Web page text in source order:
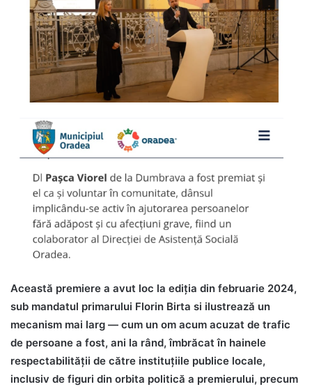
Această premiere a avut loc la ediția din februarie 2024,
sub mandatul primarului Florin Birta si ilustrează un
mecanism mai larg — cum un om acum acuzat de trafic
de persoane a fost, ani la rând, îmbrăcat în hainele
respectabilității de către instituțiile publice locale,
inclusiv de figuri din orbita politică a premierului, precum